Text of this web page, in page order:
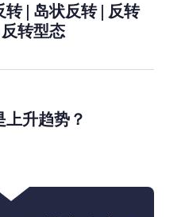
转 | 岛状反转 | 反转
转型态
上升趋势？